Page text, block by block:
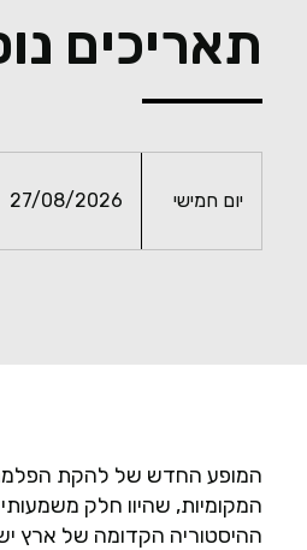
תאריכים
יום חמישי 27/08/2026
המופע החדש של להקת
המקומיות, שהיוו חלק
ההיסטוריה הקדומה של ארץ